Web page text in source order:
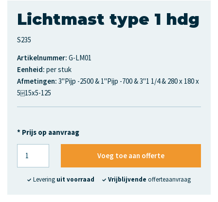
Lichtmast type 1 hdg
S235
Artikelnummer: G-LM01
Eenheid: per stuk
Afmetingen: 3"Pijp -2500 & 1"Pijp -700 & 3"1 1/4 & 280 x 180 x
5⍯15x5-125
* Prijs op aanvraag
Voeg toe aan offerte
Levering uit voorraad Vrijblijvende offerteaanvraag